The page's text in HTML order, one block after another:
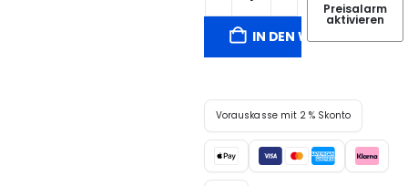
IN DEN WARENKORB
Preisalarm
aktivieren
Vorauskasse mit 2 % Skonto